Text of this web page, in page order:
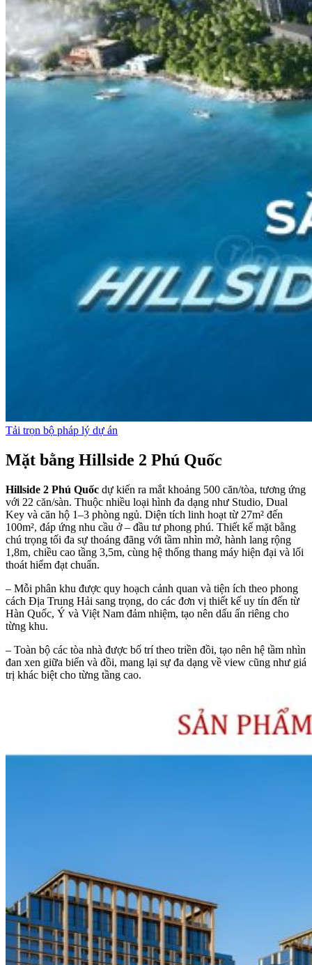
Tải trọn bộ pháp lý dự án
Mặt bằng Hillside 2 Phú Quốc
Hillside 2 Phú Quốc dự kiến ra mắt khoảng 500 căn/tòa, tương ứng
với 22 căn/sàn. Thuộc nhiều loại hình đa dạng như Studio, Dual
Key và căn hộ 1–3 phòng ngủ. Diện tích linh hoạt từ 27m² đến
100m², đáp ứng nhu cầu ở – đầu tư phong phú. Thiết kế mặt bằng
chú trọng tối đa sự thoáng đãng với tầm nhìn mở, hành lang rộng
1,8m, chiều cao tầng 3,5m, cùng hệ thống thang máy hiện đại và lối
thoát hiểm đạt chuẩn.
– Mỗi phân khu được quy hoạch cảnh quan và tiện ích theo phong
cách Địa Trung Hải sang trọng, do các đơn vị thiết kế uy tín đến từ
Hàn Quốc, Ý và Việt Nam đảm nhiệm, tạo nên dấu ấn riêng cho
từng khu.
– Toàn bộ các tòa nhà được bố trí theo triền đồi, tạo nên hệ tầm nhìn
đan xen giữa biển và đồi, mang lại sự đa dạng về view cũng như giá
trị khác biệt cho từng tầng cao.